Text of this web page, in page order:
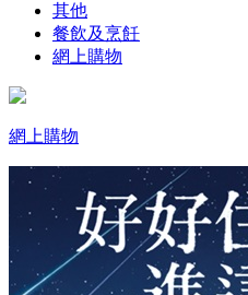
其他
餐飲及烹飪
網上購物
網上購物